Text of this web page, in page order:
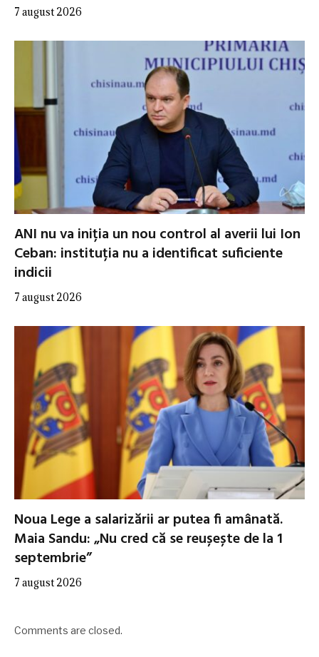
7 august 2026
ANI nu va iniția un nou control al averii lui Ion
Ceban: instituția nu a identificat suficiente
indicii
7 august 2026
Noua Lege a salarizării ar putea fi amânată.
Maia Sandu: „Nu cred că se reușește de la 1
septembrie”
7 august 2026
Comments are closed.